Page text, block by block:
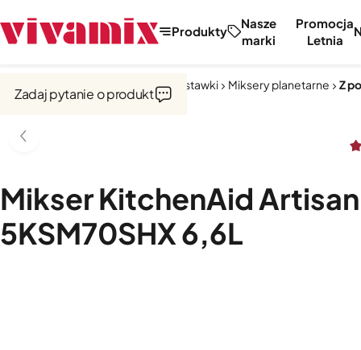
Produkty
Nasze
marki
Promocja
Letnia
Miksery, misy, przystawki Miksery planetarne Z
Mikser KitchenAid Artisan
5KSM70SHX 6,6L
Zadaj pytanie o produkt